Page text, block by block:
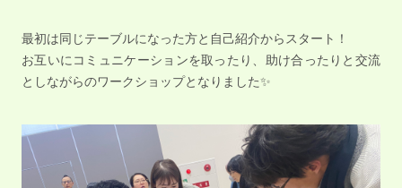
最初は同じテーブルになった方と自己紹介からスタート！
お互いにコミュニケーションを取ったり、助け合ったりと交流
としながらのワークショップとなりました✨